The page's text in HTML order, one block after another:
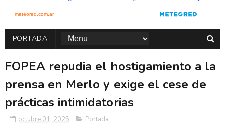
PORTADA
FOPEA repudia el hostigamiento a la
prensa en Merlo y exige el cese de
prácticas intimidatorias
octubre 01, 2025 Portada